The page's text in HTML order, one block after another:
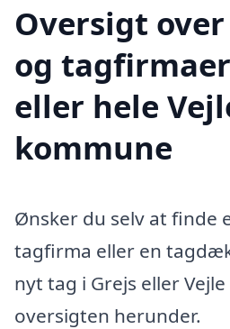
Oversigt
og
eller hele
kommune
Ønsker du selv at finde
tagfirma eller en
nyt tag i Grejs eller
oversigten herunder.